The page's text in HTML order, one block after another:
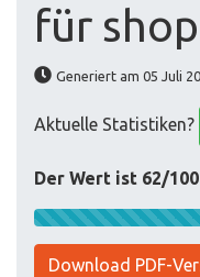
für
Generiert am 05 Juli
Aktuelle Statistiken?
Der Wert ist 62/100
Download PDF-